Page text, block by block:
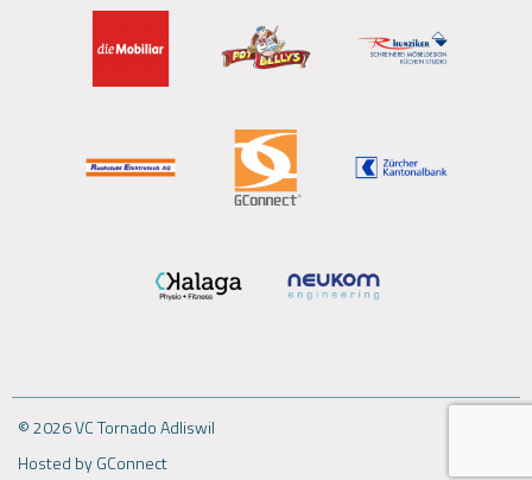
© 2026 VC Tornado Adliswil
Hosted by GConnect